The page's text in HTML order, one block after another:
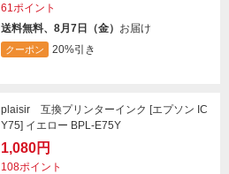
61ポイント
送料無料、8月7日（金） お届け
クーポン 20%引き
plaisir 互換プリンターインク [エプソン IC
Y75] イエロー BPL-E75Y
1,080円
108ポイント